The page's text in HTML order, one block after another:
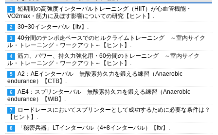
短期間の高強度インターバルトレーニング（HIIT）が心血管機能・
VO2max・筋力に及ぼす影響についての研究【ヒント】.
30+30インターバル【itv】.
40分間のテンポ走ペースでのヒルクライムトレーニング ～室内サイク
ル・トレーニング・ワークアウト～【ヒント】.
筋力、パワー、持久力強化用・60分間のトレーニング ～室内サイク
ル・トレーニング・ワークアウト～【ヒント】.
A2：AEインターバル 無酸素持久力を鍛える練習（Anaerobic
endurance）【CTB】.
AE4：スプリンターバル 無酸素持久力を鍛える練習（Anaerobic
endurance）【WIB】.
ロードレースにおいてスプリンターとして成功するために必要な条件は？
【ヒント】.
「秘密兵器」LTインターバル（4+8インターバル）【itv】.